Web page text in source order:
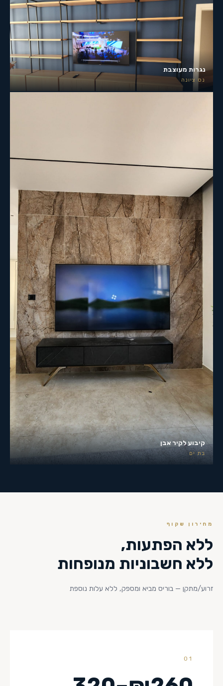
נגרות מעוצבת
נס ציונה
קיבוע לקיר אבן
בת ים
מחירון שקוף
ללא הפתעות,
ללא חשבוניות מנופחות
זרוע/מתקן — בוריס מביא ומספק, ללא עלות נוספת
01